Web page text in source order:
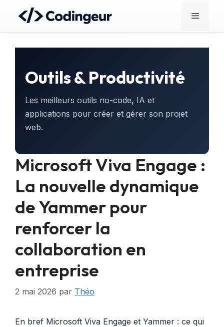
contenu
Menu
Outils & Productivité
Les meilleurs outils no-code, IA et
applications pour créer et gérer son projet
web.
Microsoft Viva Engage :
La nouvelle dynamique
de Yammer pour
renforcer la
collaboration en
entreprise
2 mai 2026 par Théo
En bref Microsoft Viva Engage et Yammer : ce qui